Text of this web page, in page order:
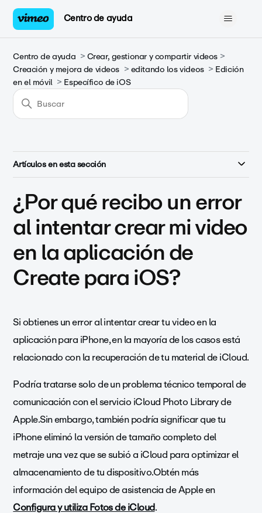
Centro de ayuda
Centro de ayuda
Crear, gestionar y compartir videos
Creación y mejora de videos
editando los videos
Edición
en el móvil
Específico de iOS
Artículos en esta sección
¿Por qué recibo un error
al intentar crear mi video
en la aplicación de
Create para iOS?
Si obtienes un error al intentar crear tu video en la
aplicación para iPhone, en la mayoría de los casos está
relacionado con la recuperación de tu material de iCloud.
Podría tratarse solo de un problema técnico temporal de
comunicación con el servicio iCloud Photo Library de
Apple.Sin embargo, también podría significar que tu
iPhone eliminó la versión de tamaño completo del
metraje una vez que se subió a iCloud para optimizar el
almacenamiento de tu dispositivo.Obtén más
información del equipo de asistencia de Apple en
Configura y utiliza Fotos de iCloud.